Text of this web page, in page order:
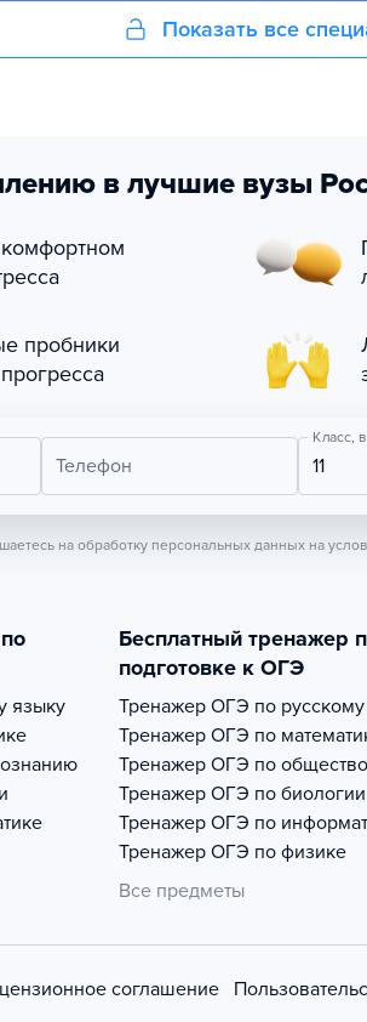
Показать все
в лучшие вузы
пробники
Телефон
Класс,
11
на обработку персональных данных на
языку
Бесплатный тренажер
подготовке к ОГЭ
Тренажер ОГЭ по
Тренажер ОГЭ по
Тренажер ОГЭ по
Тренажер ОГЭ по биологии
Тренажер ОГЭ по
Тренажер ОГЭ по физике
Все предметы
соглашение